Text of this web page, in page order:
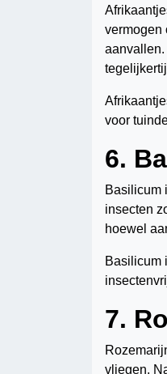
vermogen
voor
6.
Basilicum
insecten
hoewel
Basilicum
7.
vliegen.